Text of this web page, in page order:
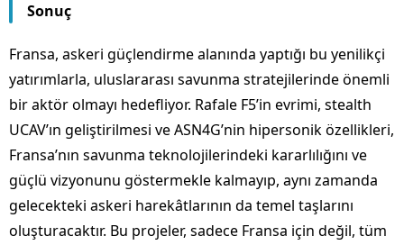
Sonuç
Fransa, askeri güçlendirme alanında yaptığı bu yenilikçi
yatırımlarla, uluslararası savunma stratejilerinde önemli
bir aktör olmayı hedefliyor. Rafale F5’in evrimi, stealth
UCAV’ın geliştirilmesi ve ASN4G’nin hipersonik özellikleri,
Fransa’nın savunma teknolojilerindeki kararlılığını ve
güçlü vizyonunu göstermekle kalmayıp, aynı zamanda
gelecekteki askeri harekâtlarının da temel taşlarını
oluşturacaktır. Bu projeler, sadece Fransa için değil, tüm